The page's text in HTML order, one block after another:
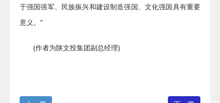
于强国强军、民族振兴和建设制造强国、文化强国具有重要
意义。”
(作者为陕文投集团副总经理)